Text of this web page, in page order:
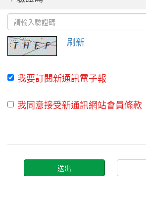
刷新
我要訂閱新通訊電子報
我同意接受新通訊網站會員條款